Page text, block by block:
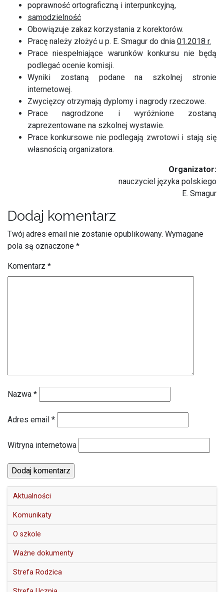
poprawność ortograficzną i interpunkcyjną,
samodzielność
Obowiązuje zakaz korzystania z korektorów.
Pracę należy złożyć u p. E. Smagur do dnia 01.2018 r.
Prace niespełniające warunków konkursu nie będą
podlegać ocenie komisji.
Wyniki zostaną podane na szkolnej stronie
internetowej.
Zwycięzcy otrzymają dyplomy i nagrody rzeczowe.
Prace nagrodzone i wyróżnione zostaną
zaprezentowane na szkolnej wystawie.
Prace konkursowe nie podlegają zwrotowi i stają się
własnością organizatora.
Organizator:
nauczyciel języka polskiego
E. Smagur
Dodaj komentarz
Twój adres email nie zostanie opublikowany. Wymagane
pola są oznaczone *
Komentarz *
Nazwa *
Adres email *
Witryna internetowa
Aktualności
Komunikaty
O szkole
Ważne dokumenty
Strefa Rodzica